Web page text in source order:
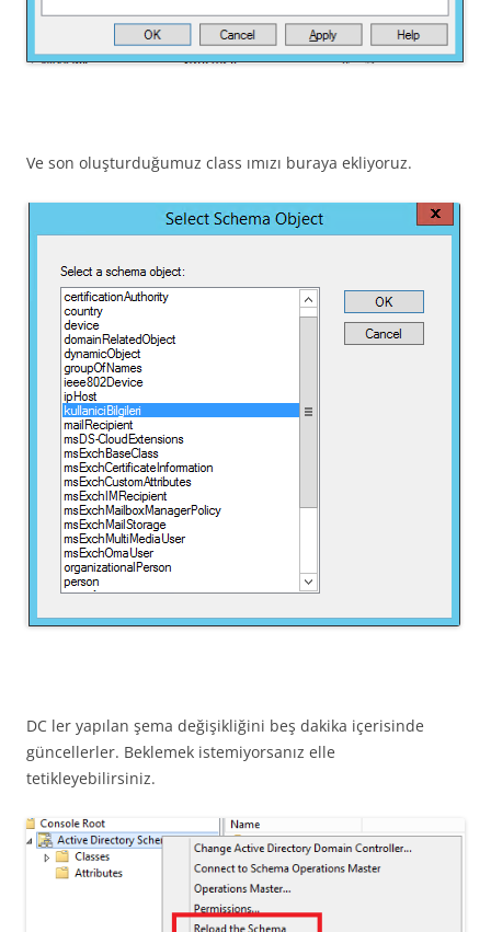
Ve son oluşturduğumuz class ımızı buraya ekliyoruz.
DC ler yapılan şema değişikliğini beş dakika içerisinde
güncellerler. Beklemek istemiyorsanız elle
tetikleyebilirsiniz.